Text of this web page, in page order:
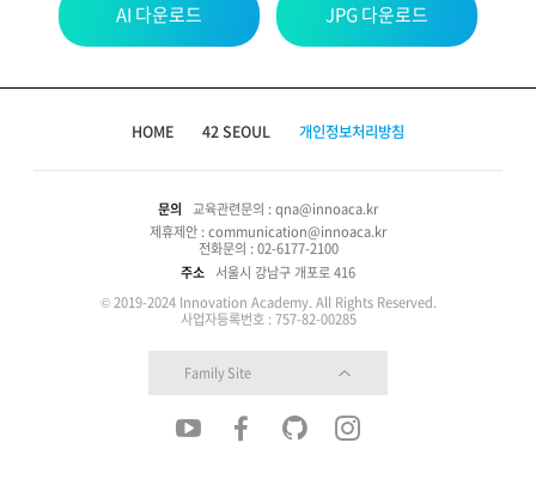
AI 다운로드 JPG 다운로드
HOME 42 SEOUL 개인정보처리방침
문의 교육관련문의 : qna@innoaca.kr
제휴제안 : communication@innoaca.kr
전화문의 : 02-6177-2100
주소 서울시 강남구 개포로 416
© 2019-2024 Innovation Academy. All Rights Reserved.
사업자등록번호 : 757-82-00285
Family Site